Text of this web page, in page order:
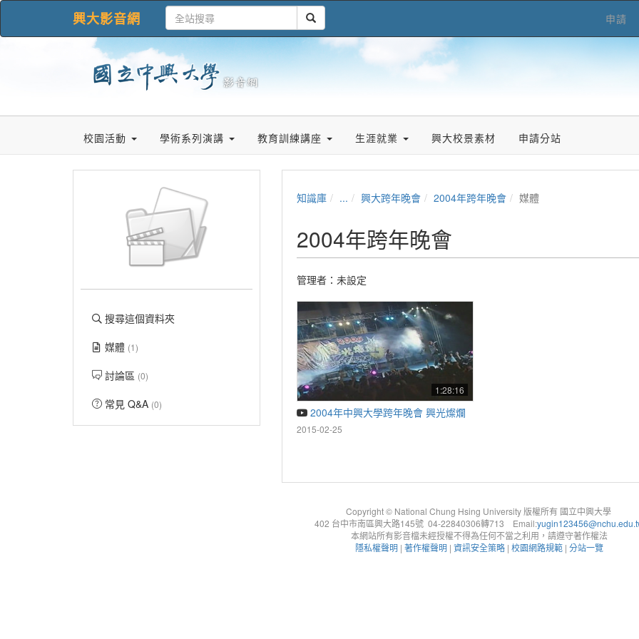
興大影音網 申請
校園活動 學術系列演講 教育訓練講座 生涯就業 興大校景素材 申請分站
搜尋這個資料夾
媒體 (1)
討論區 (0)
常見 Q&A (0)
知識庫 ... 興大跨年晚會 2004年跨年晚會 媒體
2004年跨年晚會
管理者：未設定
1:28:16
2004年中興大學跨年晚會 興光燦爛
2015-02-25
Copyright © National Chung Hsing University 版權所有 國立中興大學
402 台中市南區興大路145號 04-22840306轉713 Email:
本網站所有影音檔未經授權不得為任何不當之利用，請遵守著作權法
隱私權聲明 | 著作權聲明 | 資訊安全策略 | 校園網路規範 | 分站一覽